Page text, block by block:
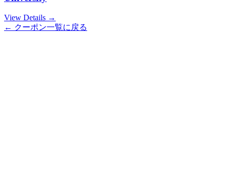
View Details →
← クーポン一覧に戻る